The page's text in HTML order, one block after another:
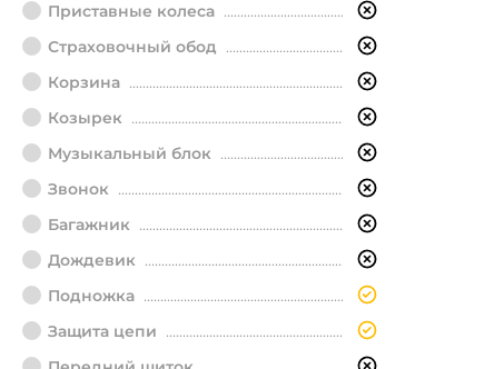
Приставные колеса
Страховочный обод
Корзина
Козырек
Музыкальный блок
Звонок
Багажник
Дождевик
Подножка
Защита цепи